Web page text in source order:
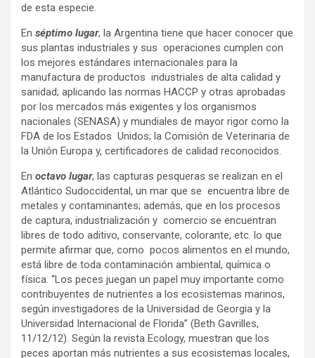
de esta especie.
En séptimo lugar, la Argentina tiene que hacer conocer que
sus plantas industriales y sus operaciones cumplen con
los mejores estándares internacionales para la
manufactura de productos industriales de alta calidad y
sanidad; aplicando las normas HACCP y otras aprobadas
por los mercados más exigentes y los organismos
nacionales (SENASA) y mundiales de mayor rigor como la
FDA de los Estados Unidos; la Comisión de Veterinaria de
la Unión Europa y, certificadores de calidad reconocidos.
En octavo lugar, las capturas pesqueras se realizan en el
Atlántico Sudoccidental, un mar que se encuentra libre de
metales y contaminantes; además, que en los procesos
de captura, industrialización y comercio se encuentran
libres de todo aditivo, conservante, colorante, etc. lo que
permite afirmar que, como pocos alimentos en el mundo,
está libre de toda contaminación ambiental, química o
física. “Los peces juegan un papel muy importante como
contribuyentes de nutrientes a los ecosistemas marinos,
según investigadores de la Universidad de Georgia y la
Universidad Internacional de Florida” (Beth Gavrilles,
11/12/12). Según la revista Ecology, muestran que los
peces aportan más nutrientes a sus ecosistemas locales,